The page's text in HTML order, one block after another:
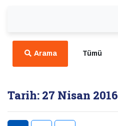
Arama Tümü
Tarih: 27 Nisan 2016